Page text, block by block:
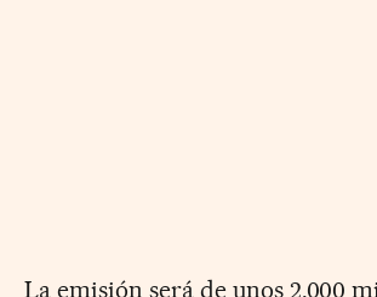
La emisión será de unos 2.000